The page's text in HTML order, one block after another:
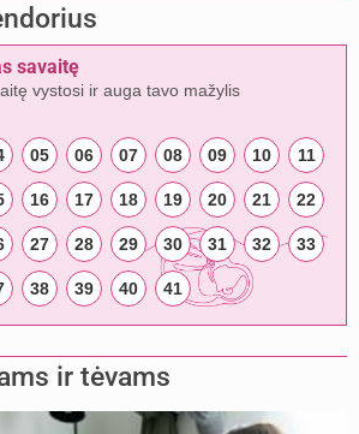
savaitę
vystosi ir auga tavo mažylis
05 06 07 08 09 10 11
16 17 18 19 20 21 22
27 28 29 30 31 32 33
38 39 40 41
ir tėvams